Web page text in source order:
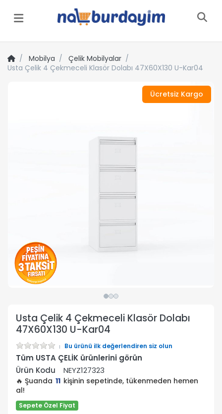
Menü
Mobilya
Çelik Mobilyalar
Usta Çelik 4 Çekmeceli Klasör Dolabı 47X60X130 U-Kar04
Ücretsiz Kargo
Usta Çelik 4 Çekmeceli Klasör Dolabı
47X60X130 U-Kar04
Bu ürünü ilk değerlendiren siz olun
Tüm USTA ÇELİK ürünlerini görün
Ürün Kodu
NEYZ127323
🔥 Şuanda 11 kişinin sepetinde, tükenmeden hemen
al!
Sepete Özel Fiyat